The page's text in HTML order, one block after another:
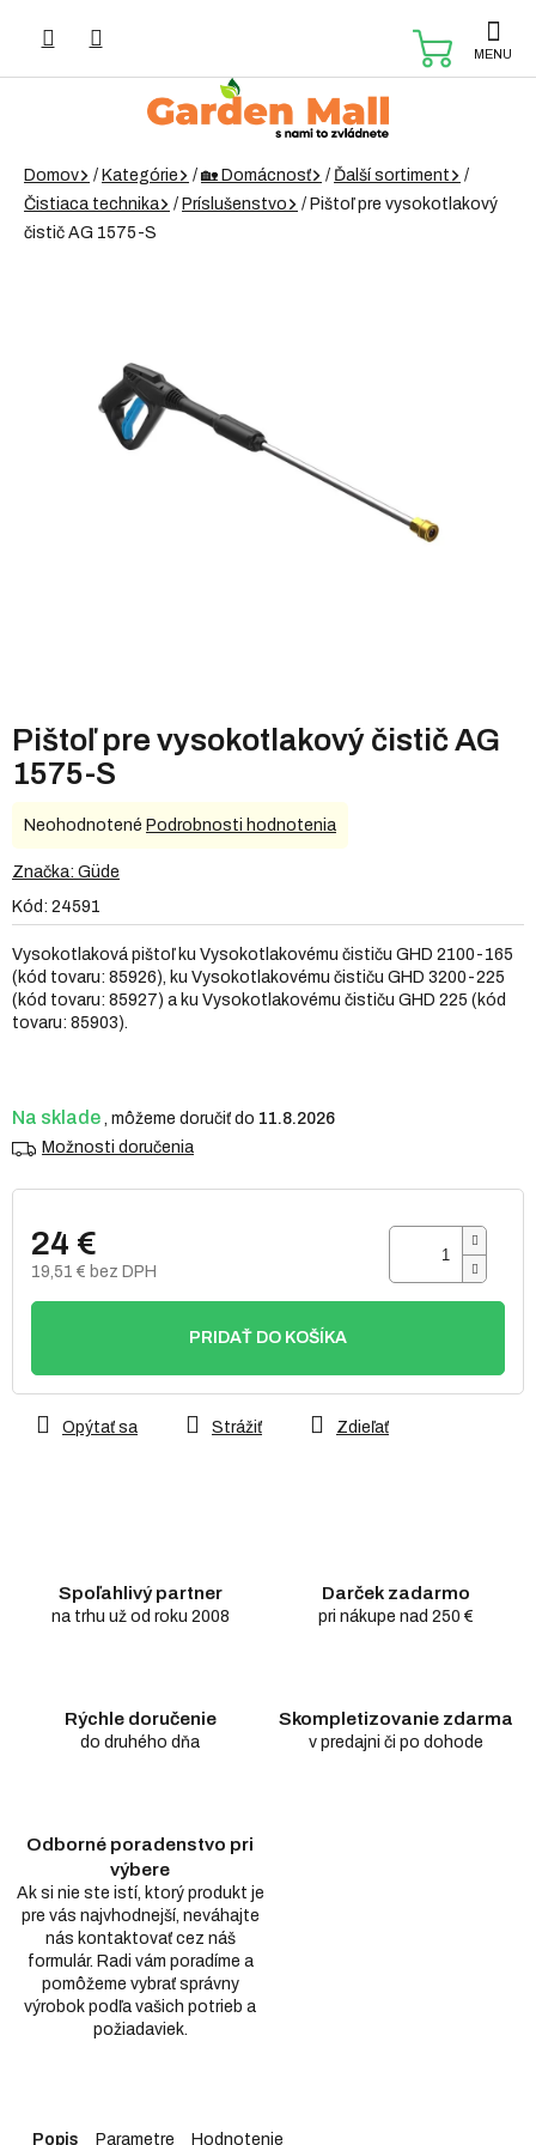
Domov / Kategórie / 🏡 Domácnosť / Ďalší sortiment
/
Čistiaca technika
/ Príslušenstvo / Pištoľ pre vysokotlakový
čistič AG 1575-S
Pištoľ pre vysokotlakový čistič AG
1575-S
Kód: 24591
Na sklade
11.8.2026
Možnosti doručenia
24 €
19,51 € bez DPH
Jednotková
PRIDAŤ DO KOŠÍKA
Vysokotlaková pištoľ ku Vysokotlakovému čističu GHD 2100-165
(kód tovaru: 85926), ku Vysokotlakovému čističu GHD 3200-225
(kód tovaru: 85927) a ku Vysokotlakovému čističu GHD 225 (kód
tovaru: 85903).
Opýtať sa Strážiť Zdieľať
Spoľahlivý partner
na trhu už od roku 2008
Darček zadarmo
pri nákupe nad 250 €
Rýchle doručenie
do druhého dňa
Skompletizovanie zdarma
v predajni či po dohode
Odborné poradenstvo pri
výbere
Ak si nie ste istí, ktorý produkt je
pre vás najvhodnejší, neváhajte
nás kontaktovať cez náš
formulár. Radi vám poradíme a
pomôžeme vybrať správny
výrobok podľa vašich potrieb a
požiadaviek.
Priemerné
produktu
0,0
5
hviezdičiek.
Neohodnotené Podrobnosti hodnotenia
Značka: Güde
Popis Parametre Hodnotenie